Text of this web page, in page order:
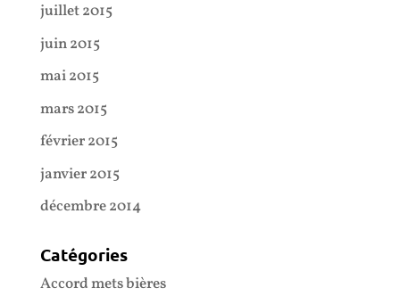
juillet 2015
juin 2015
mai 2015
mars 2015
février 2015
janvier 2015
décembre 2014
Catégories
Accord mets bières